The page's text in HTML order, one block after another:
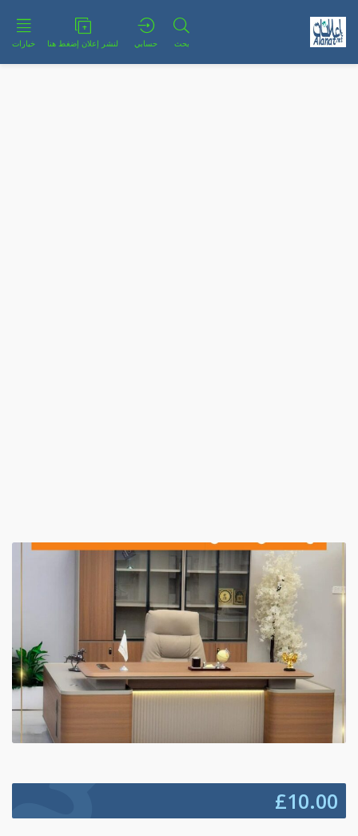
بحث حسابي لنشر إعلان إضغط هنا خيارات
£10.00